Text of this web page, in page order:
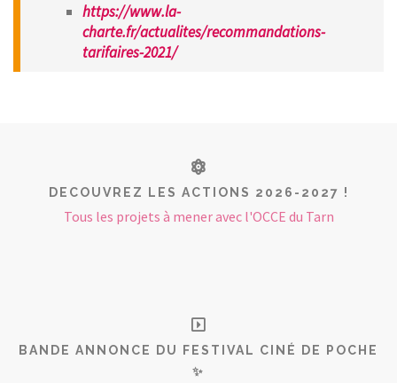
https://www.la-
charte.fr/actualites/recommandations-
tarifaires-2021/
DECOUVREZ LES ACTIONS 2026-2027 !
Tous les projets à mener avec l'OCCE du Tarn
BANDE ANNONCE DU FESTIVAL CINÉ DE POCHE
✨